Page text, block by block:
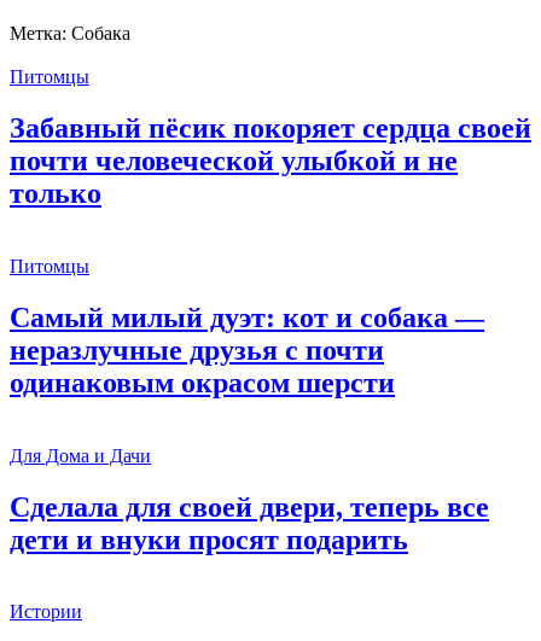
Метка: Собака
Питомцы
Забавный пёсик покоряет сердца своей
почти человеческой улыбкой и не
только
Питомцы
Самый милый дуэт: кот и собака —
неразлучные друзья с почти
одинаковым окрасом шерсти
Для Дома и Дачи
Сделала для своей двери, теперь все
дети и внуки просят подарить
Истории